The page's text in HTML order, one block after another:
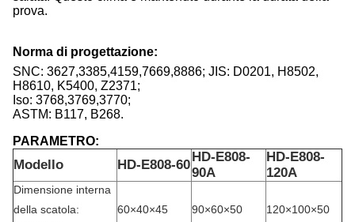
prova.
Norma di progettazione:
SNC: 3627,3385,4159,7669,8886; JIS: D0201, H8502,
H8610, K5400, Z2371;
Iso: 3768,3769,3770;
ASTM: B117, B268.
PARAMETRO:
Modello HD-E808-60
HD-E808-
90A
HD-E808-
120A
Dimensione interna
della scatola:
60×40×45 90×60×50 120×100×50